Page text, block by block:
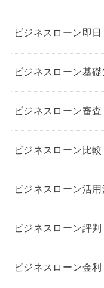
ビジネスローン即日
ビジネスローン基礎
ビジネスローン審査
ビジネスローン比較
ビジネスローン活
ビジネスローン評判
ビジネスローン金利